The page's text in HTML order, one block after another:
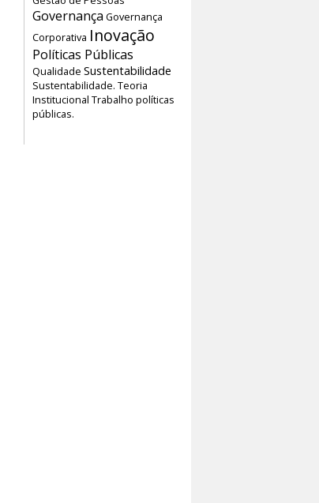
Governança Governança
Corporativa Inovação
Políticas Públicas
Qualidade Sustentabilidade
Sustentabilidade. Teoria
Institucional Trabalho políticas
públicas.